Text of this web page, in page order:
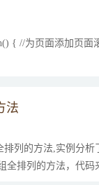
{ //为页面添加页面
法
列的方法,实例分
全排列的方法，代码